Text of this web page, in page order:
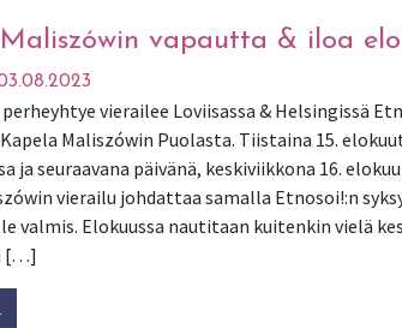
vapautta & iloa
vierailee Loviisassa & Helsingissä
Maliszówin Puolasta. Tiistaina 15.
ja seuraavana päivänä, keskiviikkona 16.
vierailu johdattaa samalla Etnosoi!:n
valmis. Elokuussa nautitaan kuitenkin vielä
[…]